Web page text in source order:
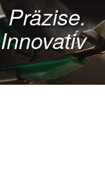
Präzise.
Innovativ